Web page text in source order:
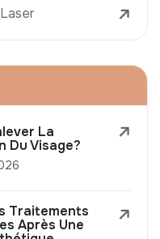
La
Du Visage?
Traitements
Après Une